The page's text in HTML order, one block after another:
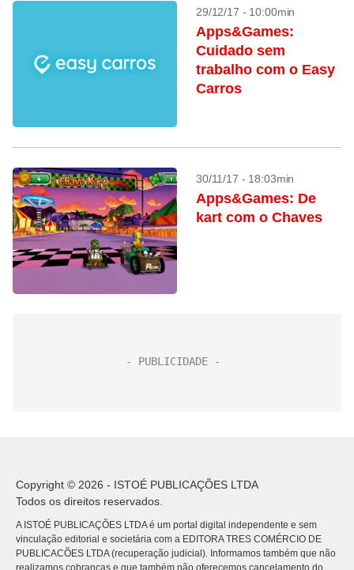
29/12/17 - 10:00min
Apps&Games:
Cuidado sem
trabalho com o Easy
Carros
30/11/17 - 18:03min
Apps&Games: De
kart com o Chaves
Copyright © 2026 - ISTOÉ PUBLICAÇÕES LTDA
Todos os direitos reservados.
A ISTOÉ PUBLICAÇÕES LTDA é um portal digital independente e sem
vinculação editorial e societária com a EDITORA TRES COMÉRCIO DE
PUBLICACÕES LTDA (recuperação judicial). Informamos também que não
realizamos cobranças e que também não oferecemos cancelamento do